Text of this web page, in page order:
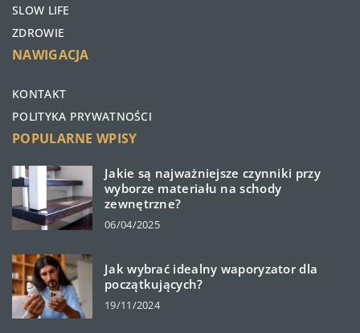
SLOW LIFE
ZDROWIE
NAWIGACJA
KONTAKT
POLITYKA PRYWATNOŚCI
POPULARNE WPISY
Jakie są najważniejsze czynniki przy
wyborze materiału na schody
zewnętrzne?
06/04/2025
Jak wybrać idealny waporyzator dla
początkujących?
19/11/2024